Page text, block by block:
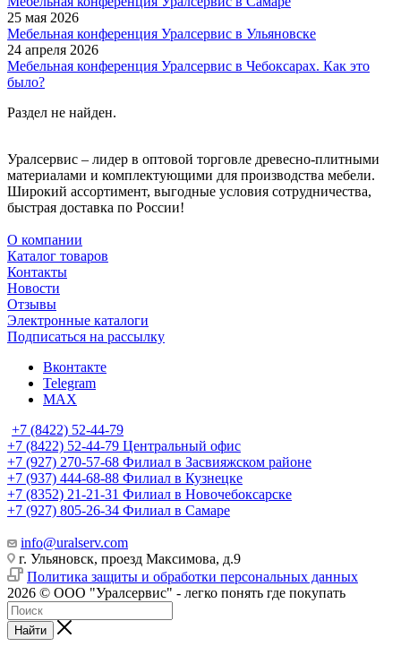
25 мая 2026
Мебельная конференция Уралсервис в Ульяновске
24 апреля 2026
Мебельная конференция Уралсервис в Чебоксарах. Как это
было?
Раздел не найден.
Уралсервис – лидер в оптовой торговле древесно-плитными
материалами и комплектующими для производства мебели.
Широкий ассортимент, выгодные условия сотрудничества,
быстрая доставка по России!
О компании
Каталог товаров
Контакты
Новости
Отзывы
Электронные каталоги
Подписаться на рассылку
Вконтакте
Telegram
MAX
+7 (8422) 52-44-79
+7 (8422) 52-44-79 Центральный офис
+7 (927) 270-57-68 Филиал в Засвияжском районе
+7 (937) 444-68-88 Филиал в Кузнецке
+7 (8352) 21-21-31 Филиал в Новочебоксарске
+7 (927) 805-26-34 Филиал в Самаре
info@uralserv.com
г. Ульяновск, проезд Максимова, д.9
Политика защиты и обработки персональных данных
2026 © ООО "Уралсервис" - легко понять где покупать
Найти